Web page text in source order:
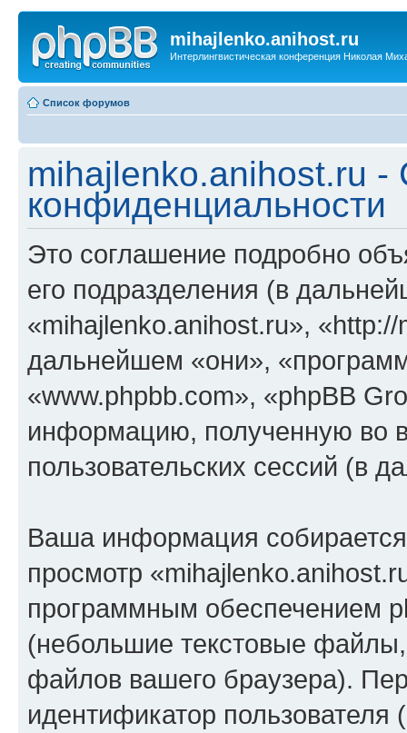
mihajlenko.anihost.ru
Интерлингвистическая конференция Николая
Список форумов
mihajlenko.anihost.ru -
конфиденциальности
Это соглашение подробно
его подразделения (в
«mihajlenko.anihost.ru»,
дальнейшем «они»,
«www.phpbb.com», «phpBB
информацию, полученную во
пользовательских сессий (в
Ваша информация
просмотр
программным обеспечением
(небольшие текстовые
файлов вашего браузера).
идентификатор